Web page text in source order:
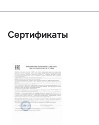
Сертификаты